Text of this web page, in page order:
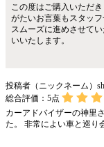
この度はご購入いただ
がたいお言葉もスタッ
スムーズに進めさせて
いいたします。
投稿者（ニックネーム）
総合評価： 5点
カーアドバイザーの神里
た。 非常によい車と巡り